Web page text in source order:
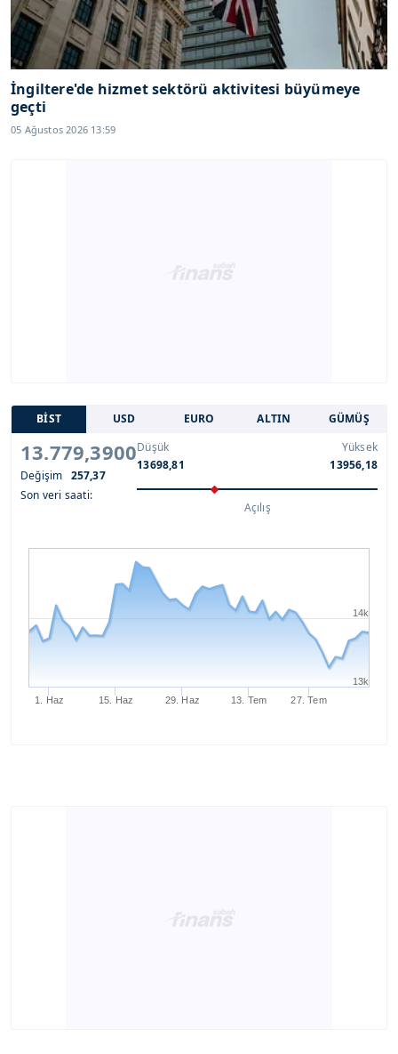
İngiltere'de hizmet sektörü aktivitesi büyümeye
geçti
05 Ağustos 2026 13:59
BİST USD EURO ALTIN GÜMÜŞ
13.779,3900
Değişim 257,37
Son veri saati:
Düşük
13698,81
Yüksek
13956,18
Açılış
1. Haz 15. Haz 29. Haz 13. Tem 27. Tem
13k
14k